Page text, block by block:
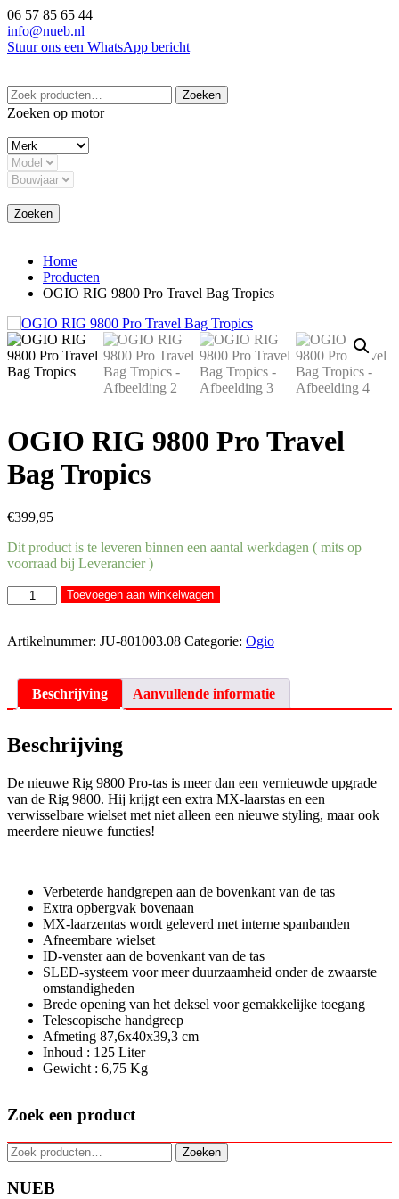
Ga
naar
de
06 57 85 65 44
info@nueb.nl
Stuur ons een WhatsApp bericht
Zoeken
naar:
Zoeken
Zoeken op motor
Zoeken
Home
Producten
OGIO RIG 9800 Pro Travel Bag Tropics
OGIO RIG 9800 Pro Travel
Bag Tropics
€399,95
Dit product is te leveren binnen een aantal werkdagen ( mits op
voorraad bij Leverancier )
OGIO
RIG
Pro
Tropics
aantal
Toevoegen aan winkelwagen
Artikelnummer: JU-801003.08 Categorie: Ogio
Beschrijving Aanvullende informatie
Beschrijving
De nieuwe Rig 9800 Pro-tas is meer dan een vernieuwde upgrade
van de Rig 9800. Hij krijgt een extra MX-laarstas en een
verwisselbare wielset met niet alleen een nieuwe styling, maar ook
meerdere nieuwe functies!
Verbeterde handgrepen aan de bovenkant van de tas
Extra opbergvak bovenaan
MX-laarzentas wordt geleverd met interne spanbanden
Afneembare wielset
ID-venster aan de bovenkant van de tas
SLED-systeem voor meer duurzaamheid onder de zwaarste
omstandigheden
Brede opening van het deksel voor gemakkelijke toegang
Telescopische handgreep
Afmeting 87,6x40x39,3 cm
Inhoud : 125 Liter
Gewicht : 6,75 Kg
Zoek een product
Zoeken
naar:
Zoeken
NUEB